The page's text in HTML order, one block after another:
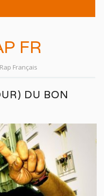
FR
Français
DU BON